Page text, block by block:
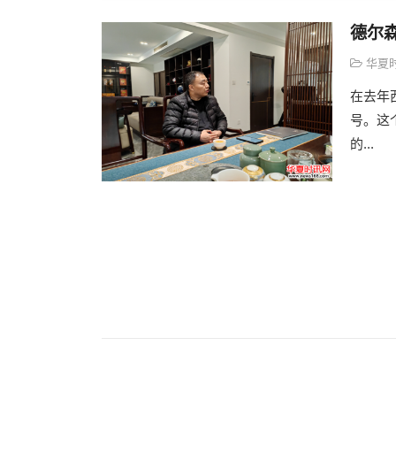
德尔
华夏
在去年
号。这
的...